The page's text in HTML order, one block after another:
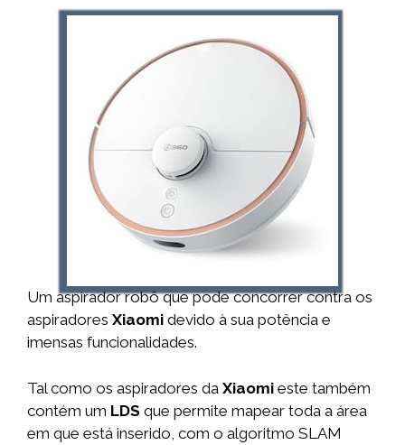
Um aspirador robô que pode concorrer contra os
aspiradores Xiaomi devido à sua potência e
imensas funcionalidades.
Tal como os aspiradores da Xiaomi este também
contém um LDS que permite mapear toda a área
em que está inserido, com o algoritmo SLAM